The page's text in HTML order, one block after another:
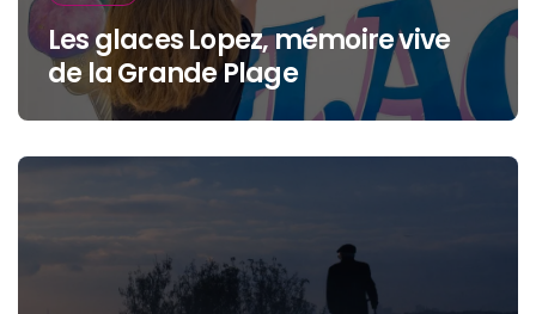
Les glaces Lopez, mémoire vive
de la Grande Plage